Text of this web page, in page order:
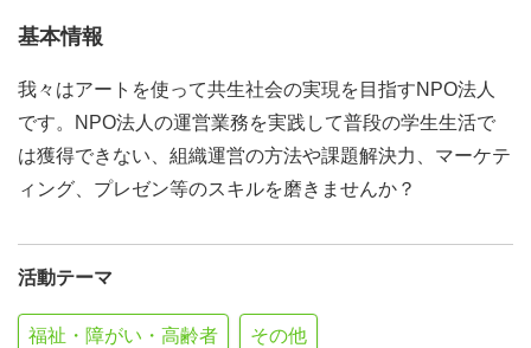
基本情報
我々はアートを使って共生社会の実現を目指すNPO法人
です。NPO法人の運営業務を実践して普段の学生生活で
は獲得できない、組織運営の方法や課題解決力、マーケテ
ィング、プレゼン等のスキルを磨きませんか？
活動テーマ
福祉・障がい・高齢者 その他